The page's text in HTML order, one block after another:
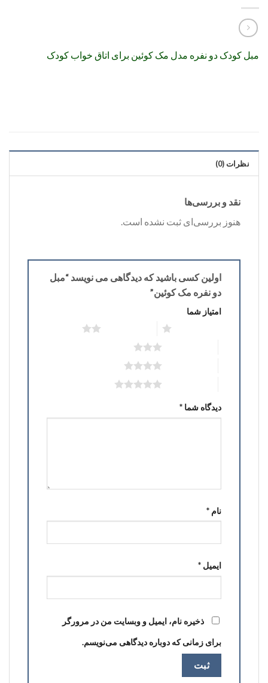
مبل کودک دو نفره مدل مک کوئین برای اتاق خواب کودک
نظرات (0)
نقد و بررسی‌ها
هنوز بررسی‌ای ثبت نشده است.
اولین کسی باشید که دیدگاهی می نویسد “مبل
دو نفره مک کوئین”
امتیاز شما
دیدگاه شما *
نام *
ایمیل *
ذخیره نام، ایمیل و وبسایت من در مرورگر
برای زمانی که دوباره دیدگاهی می‌نویسم.